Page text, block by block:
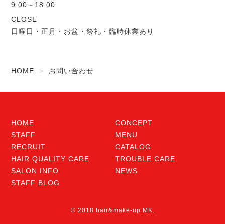
9:00～18:00
CLOSE
日曜日・正月・お盆・祭礼・臨時休業あり
HOME お問い合わせ
HOME
CONCEPT
STAFF
MENU
RECRUIT
CATALOG
HAIR QUALITY CARE
TROUBLE CARE
SALON INFO
NEWS
STAFF BLOG
© 2018 hair&make-up MK.